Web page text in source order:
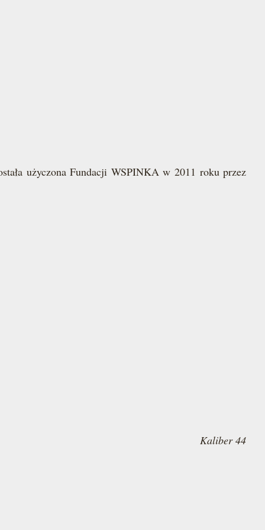
użyczona Fundacji WSPINKA w 2011 roku przez
Kaliber 44